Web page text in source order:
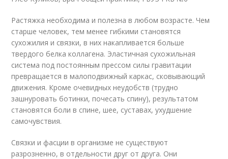
Растяжка необходима и полезна в любом возрасте. Чем
старше человек, тем менее гибкими становятся
сухожилия и связки, в них накапливается больше
твердого белка коллагена. Эластичная сухожильная
система под постоянным прессом силы гравитации
превращается в малоподвижный каркас, сковывающий
движения. Кроме очевидных неудобств (трудно
зашнуровать ботинки, почесать спину), результатом
становятся боли в спине, шее, суставах, ухудшение
самочувствия.
Связки и фасции в организме не существуют
разрозненно, в отдельности друг от друга. Они